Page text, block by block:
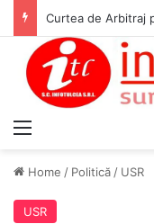
Home / Politică / USR
USR